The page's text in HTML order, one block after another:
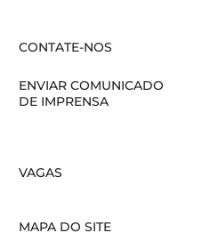
CONTATE-NOS
ENVIAR COMUNICADO
DE IMPRENSA
VAGAS
MAPA DO SITE